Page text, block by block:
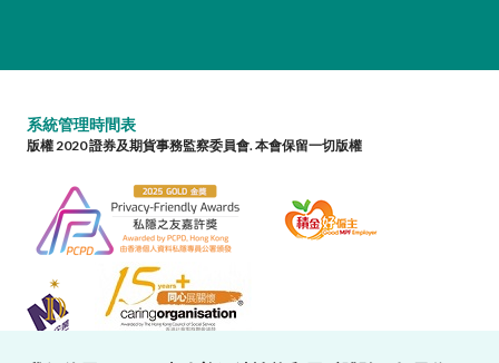
系統管理時間表
版權 2020 證券及期貨事務監察委員會. 本會保留一切版權